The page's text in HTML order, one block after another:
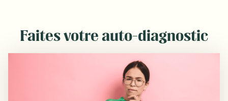
Faites votre auto-diagnostic